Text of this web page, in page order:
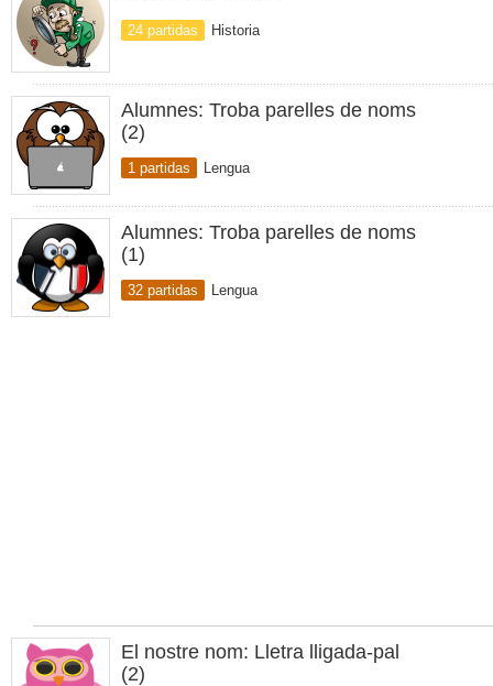
24 partidas Historia
Alumnes: Troba parelles de noms
(2)
1 partidas Lengua
Alumnes: Troba parelles de noms
(1)
32 partidas Lengua
El nostre nom: Lletra lligada-pal
(2)